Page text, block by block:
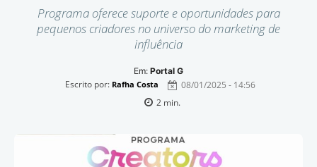
Programa oferece suporte e oportunidades para
pequenos criadores no universo do marketing de
influência
Em: Portal G
Escrito por: Rafha Costa
08/01/2025 - 14:56
2min.